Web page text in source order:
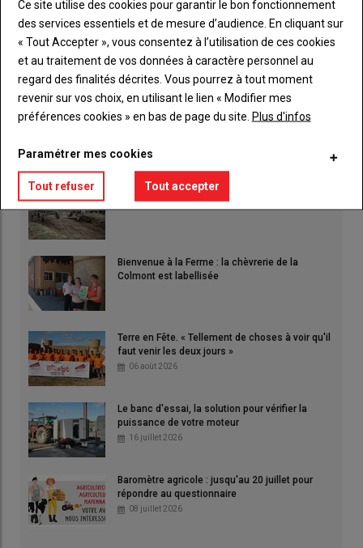
Prix du porc en hausse : « il faut que ça dure »
18 avril 2019
Le prix du porc est monté de 0,23 EUR dans les trois derniers
mois. Une hausse qui permet momentanément aux…
L'élite du tracto-cross s'invite à Terre en Fête
Bienvenue à la Ferme : la chèvrerie de la
Colmont est labellisée
Terre en Fête. « Tellement de choses à voir qu'il
faut venir les deux jours »
06 août 2026
Le banc d'essai, la solution pour vérifier la
puissance de votre moteur
16 juillet 2026
Baromètre agricole : jusqu'au 20 juillet pour
répondre au questionnaire
08 juillet 2026
Ce site utilise des cookies pour garantir le bon fonctionnement
des services essentiels et de mesure d’audience. En cliquant sur
« Tout Accepter », vous consentez à l’utilisation de ces cookies
et au traitement de vos données à caractère personnel au
regard des finalités décrites. Vous pourrez à tout moment
revenir sur vos choix, en utilisant le lien « Modifier mes
préférences cookies » en bas de page du site. Plus d'infos
Paramétrer mes cookies
Tout refuser Tout accepter